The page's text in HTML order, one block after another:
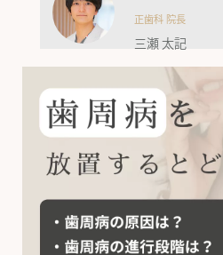
正歯科 院長
三瀬 太記